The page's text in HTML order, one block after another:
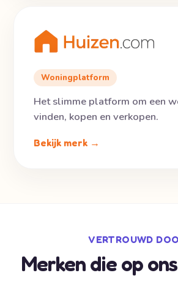
Woningplatform
Het slimme platform om een
vinden, kopen en verkopen.
Bekijk merk →
VERTROUWD
Merken die op